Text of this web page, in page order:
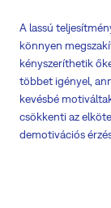
A lassú
könnyen
kényszeríthetik
többet igényel,
kevésbé
csökkenti az
demotivációs